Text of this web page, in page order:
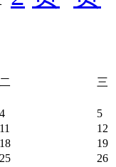
二 三
4
5
11
12
18
19
25
26